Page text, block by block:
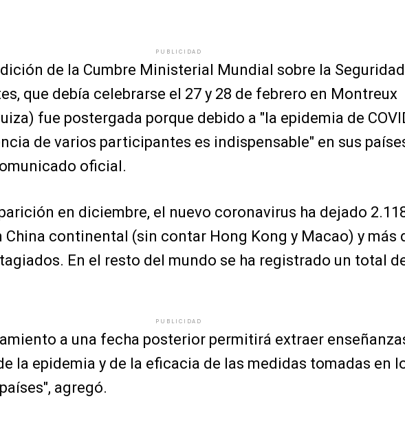
PUBLICIDAD
de la Cumbre Ministerial Mundial sobre la
que debía celebrarse el 27 y 28 de febrero en Montreux
fue postergada porque debido a "la epidemia de
de varios participantes es indispensable" en sus
oficial.
en diciembre, el nuevo coronavirus ha dejado
China continental (sin contar Hong Kong y Macao) y más
En el resto del mundo se ha registrado un total
PUBLICIDAD
a una fecha posterior permitirá extraer
la epidemia y de la eficacia de las medidas tomadas en
agregó.